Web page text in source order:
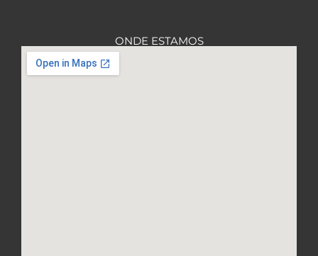
ONDE ESTAMOS